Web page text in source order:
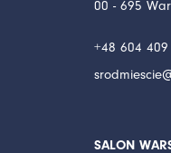
00 - 695
+48 604 409
SALON